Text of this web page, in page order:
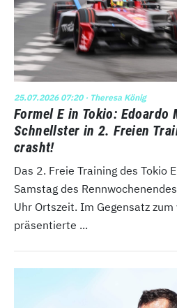
25.07.2026 07:20· Theresa König
Formel E in Tokio: Edoardo
Schnellster in 2. Freien
crasht!
Das 2. Freie Training des Tokio
Samstag des
Uhr Ortszeit. Im Gegensatz
präsentierte ...